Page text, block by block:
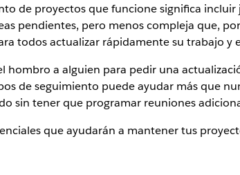
de proyectos que funcione significa
pendientes, pero menos compleja que,
todos actualizar rápidamente su trabajo y
hombro a alguien para pedir una
de seguimiento puede ayudar más que
sin tener que programar reuniones
que ayudarán a mantener tus